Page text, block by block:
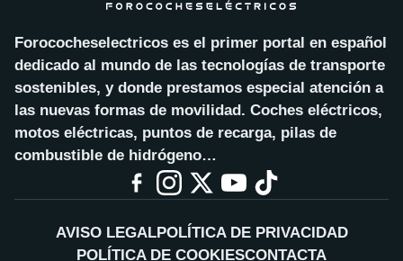
Forococheselectricos es el primer portal en español
dedicado al mundo de las tecnologías de transporte
sostenibles, y donde prestamos especial atención a
las nuevas formas de movilidad. Coches eléctricos,
motos eléctricas, puntos de recarga, pilas de
combustible de hidrógeno…
AVISO LEGALPOLÍTICA DE PRIVACIDAD
POLÍTICA DE COOKIESCONTACTA